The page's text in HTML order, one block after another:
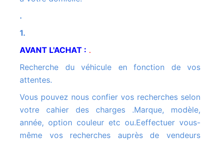
.
1.
AVANT L'ACHAT : .
Recherche du véhicule en fonction de vos
attentes.
Vous pouvez nous confier vos recherches selon
votre cahier des charges .Marque, modèle,
année, option couleur etc ou.Eeffectuer vous-
même vos recherches auprès de vendeurs